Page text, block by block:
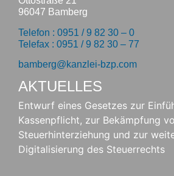
96047 Bamberg
Telefon : 0951 / 9 82 30 – 0
Telefax : 0951 / 9 82 30 – 77
bamberg@kanzlei-bzp.com
AKTUELLES
Entwurf eines Gesetzes zur
Kassenpflicht, zur Bekämpfung
Steuerhinterziehung und zur
Digitalisierung des Steuerrechts